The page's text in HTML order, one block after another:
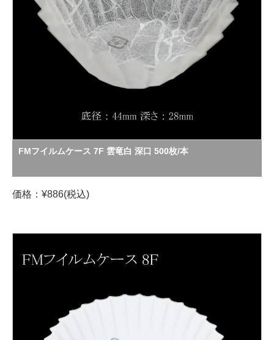
FMフイルムケース 7F 雲竜白 深口 500枚/本
価格：¥886(税込)